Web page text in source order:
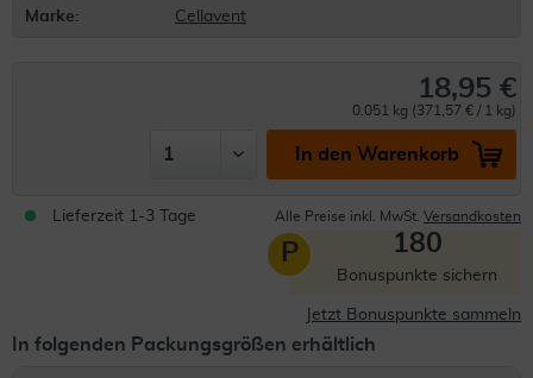
Marke:
Cellavent
18,95 €
0.051 kg (371,57 € / 1 kg)
In den Warenkorb
Lieferzeit 1-3 Tage Alle Preise inkl. MwSt. Versandkosten
P 180
Bonuspunkte sichern
Jetzt Bonuspunkte sammeln
In folgenden Packungsgrößen erhältlich